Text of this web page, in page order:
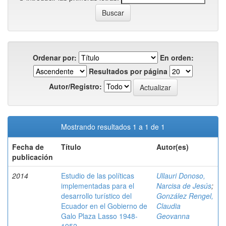
Ordenar por:
En orden:
Resultados por página
Autor/Registro:
Mostrando resultados 1 a 1 de 1
Fecha de
publicación
Título Autor(es)
2014
Estudio de las políticas
implementadas para el
desarrollo turístico del
Ecuador en el Gobierno de
Galo Plaza Lasso 1948-
Ullauri Donoso,
Narcisa de Jesús;
González Rengel,
Claudia
Geovanna